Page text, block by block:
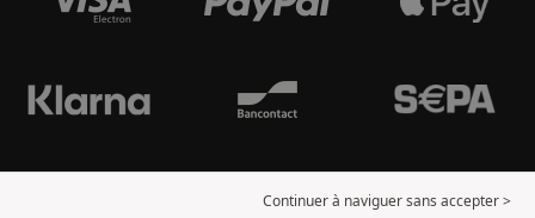
Continuer à naviguer sans accepter >